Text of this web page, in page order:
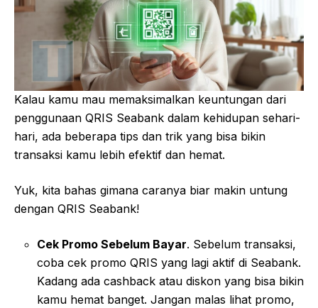
Kalau kamu mau memaksimalkan keuntungan dari
penggunaan QRIS Seabank dalam kehidupan sehari-
hari, ada beberapa tips dan trik yang bisa bikin
transaksi kamu lebih efektif dan hemat.
Yuk, kita bahas gimana caranya biar makin untung
dengan QRIS Seabank!
Cek Promo Sebelum Bayar. Sebelum transaksi,
coba cek promo QRIS yang lagi aktif di Seabank.
Kadang ada cashback atau diskon yang bisa bikin
kamu hemat banget. Jangan malas lihat promo,